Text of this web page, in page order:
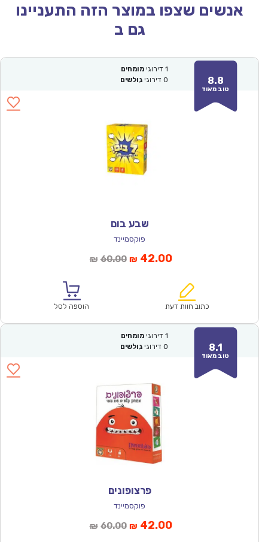
אנשים שצפו במוצר הזה התעניינו
גם ב
8.8
טוב מאוד
1 דירוגי מומחים
0 דירוגי גולשים
שבע בום
פוקסמיינד
₪ 60.00המחיר
₪60.00.
₪ 42.00המחיר
הוא:
כתוב חוות דעת הוספה לסל
8.1
טוב מאוד
1 דירוגי מומחים
0 דירוגי גולשים
פרצופונים
פוקסמיינד
₪ 60.00המחיר
₪ 42.00המחיר